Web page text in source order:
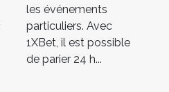
les événements
particuliers. Avec
1XBet, il est possible
de parier 24 h...